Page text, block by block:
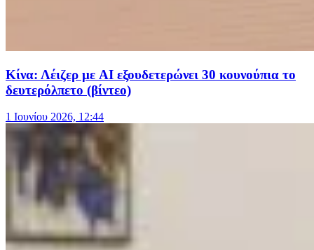
Κίνα: Λέιζερ με AI εξουδετερώνει 30 κουνούπια το
δευτερόλπετο (βίντεο)
1 Ιουνίου 2026, 12:44